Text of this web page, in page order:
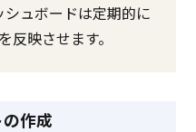
ュボードは定期的に
反映させます。
作成